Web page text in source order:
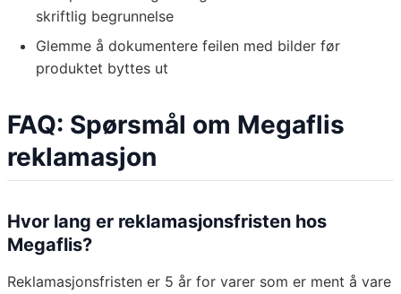
skriftlig begrunnelse
Glemme å dokumentere feilen med bilder før
produktet byttes ut
FAQ: Spørsmål om Megaflis
reklamasjon
Hvor lang er reklamasjonsfristen hos
Megaflis?
Reklamasjonsfristen er 5 år for varer som er ment å vare